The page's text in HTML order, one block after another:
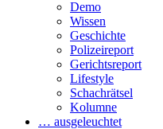
Demo
Wissen
Geschichte
Polizeireport
Gerichtsreport
Lifestyle
Schachrätsel
Kolumne
… ausgeleuchtet